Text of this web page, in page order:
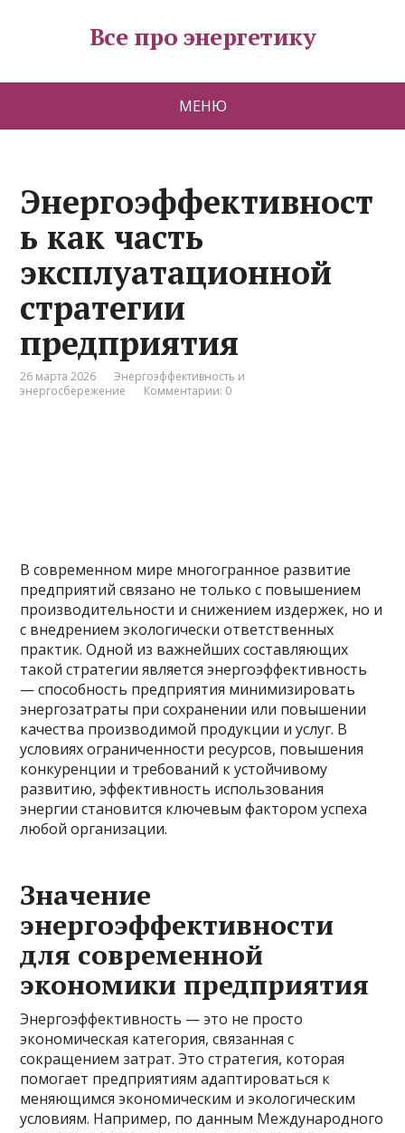
Все про энергетику
МЕНЮ
Энергоэффективност
ь как часть
эксплуатационной
стратегии
предприятия
26 марта 2026
Энергоэффективность и
энергосбережение
Комментарии: 0
В современном мире многогранное развитие
предприятий связано не только с повышением
производительности и снижением издержек, но и
с внедрением экологически ответственных
практик. Одной из важнейших составляющих
такой стратегии является энергоэффективность
— способность предприятия минимизировать
энергозатраты при сохранении или повышении
качества производимой продукции и услуг. В
условиях ограниченности ресурсов, повышения
конкуренции и требований к устойчивому
развитию, эффективность использования
энергии становится ключевым фактором успеха
любой организации.
Значение
энергоэффективности
для современной
экономики предприятия
Энергоэффективность — это не просто
экономическая категория, связанная с
сокращением затрат. Это стратегия, которая
помогает предприятиям адаптироваться к
меняющимся экономическим и экологическим
условиям. Например, по данным Международного